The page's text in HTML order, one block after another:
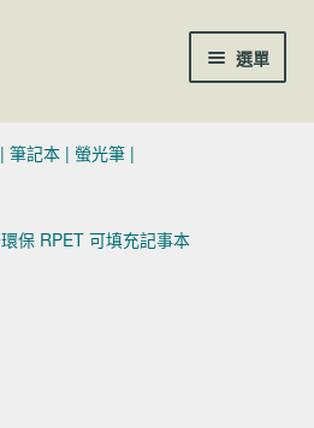
選單
筆記本| 螢光筆|
保 RPET 可填充記事本